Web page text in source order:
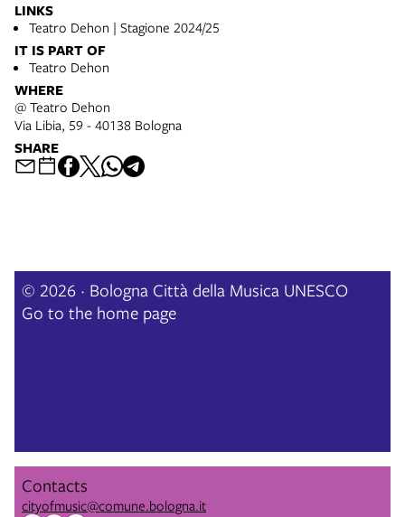
LINKS
Teatro Dehon | Stagione 2024/25
IT IS PART OF
Teatro Dehon
WHERE
@ Teatro Dehon
Via Libia, 59 - 40138 Bologna
SHARE
© 2026 · Bologna Città della Musica UNESCO
Go to the home page
Contacts
cityofmusic@comune.bologna.it